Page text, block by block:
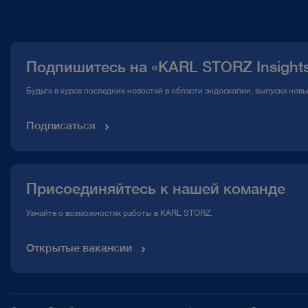
Горячая линия по вопросам комплаенс
Подпишитесь на «KARL STORZ
Будьте в курсе последних новостей в области эндоскопии, выпуска
Подписаться
Присоединяйтесь к нашей команде
Узнайте о возможностях работы в KARL STORZ.
Открытые вакансии